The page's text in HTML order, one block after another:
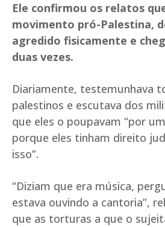
Ele confirmou os relatos
movimento pró-Palestina,
agredido fisicamente e
duas vezes.
Diariamente, testemunhava
palestinos e escutava dos
que eles o poupavam “por
porque eles tinham direito
isso”.
“Diziam que era música,
estava ouvindo a cantoria”,
que as torturas a que o